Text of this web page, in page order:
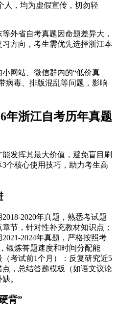
人，均为虚假宣传，切勿轻
外省自考真题因命题差异大，
方向，考生需优先选择浙江本
网站、微信群内的“低价真
病毒、排版混乱等问题，影响
年浙江自考历年真题
发挥其最大价值，避免盲目刷
个核心使用技巧，助力考生高
2020年真题，熟悉考试题
节，针对性补充教材知识点；
2024年真题，严格按照考
锻炼答题速度和时间分配能
考试前1个月）：反复研究近5
，总结答题模板（如语文议论
。
背”